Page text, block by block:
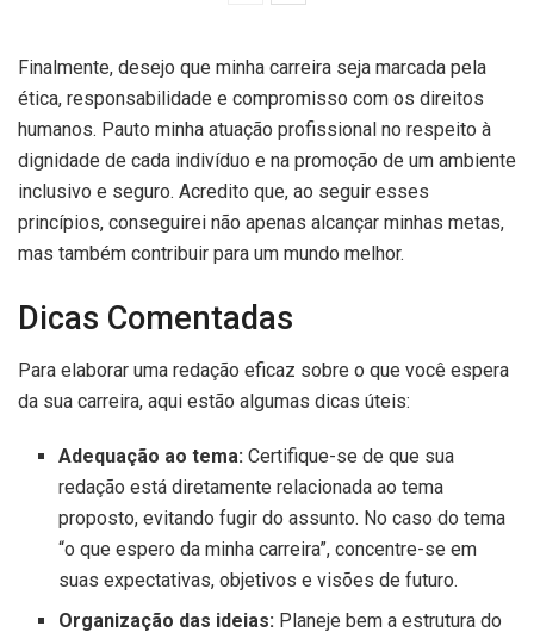
Finalmente, desejo que minha carreira seja marcada pela
ética, responsabilidade e compromisso com os direitos
humanos. Pauto minha atuação profissional no respeito à
dignidade de cada indivíduo e na promoção de um ambiente
inclusivo e seguro. Acredito que, ao seguir esses
princípios, conseguirei não apenas alcançar minhas metas,
mas também contribuir para um mundo melhor.
Dicas Comentadas
Para elaborar uma redação eficaz sobre o que você espera
da sua carreira, aqui estão algumas dicas úteis:
Adequação ao tema: Certifique-se de que sua
redação está diretamente relacionada ao tema
proposto, evitando fugir do assunto. No caso do tema
“o que espero da minha carreira”, concentre-se em
suas expectativas, objetivos e visões de futuro.
Organização das ideias: Planeje bem a estrutura do